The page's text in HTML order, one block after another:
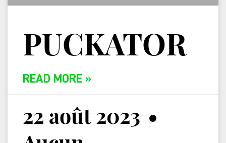
PUCKATOR
READ MORE »
22 août 2023